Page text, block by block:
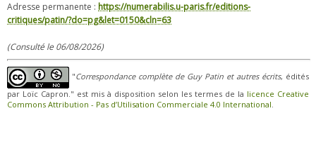
Adresse permanente : https://numerabilis.u-paris.fr/editions-
critiques/patin/?do=pg&let=0150&cln=63
(Consulté le 06/08/2026)
"Correspondance complète de Guy Patin et autres écrits, édités
par Loïc Capron." est mis à disposition selon les termes de la licence Creative
Commons Attribution - Pas d’Utilisation Commerciale 4.0 International.